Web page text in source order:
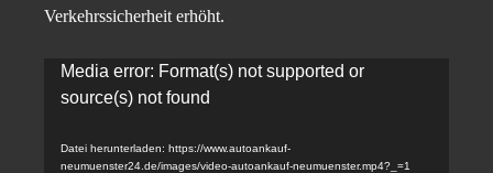
Verkehrssicherheit erhöht.
Media error: Format(s) not supported or
source(s) not found
Datei herunterladen: https://www.autoankauf-
neumuenster24.de/images/video-autoankauf-neumuenster.mp4?_=1